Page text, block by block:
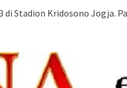
Stadion Kridosono Jogja.